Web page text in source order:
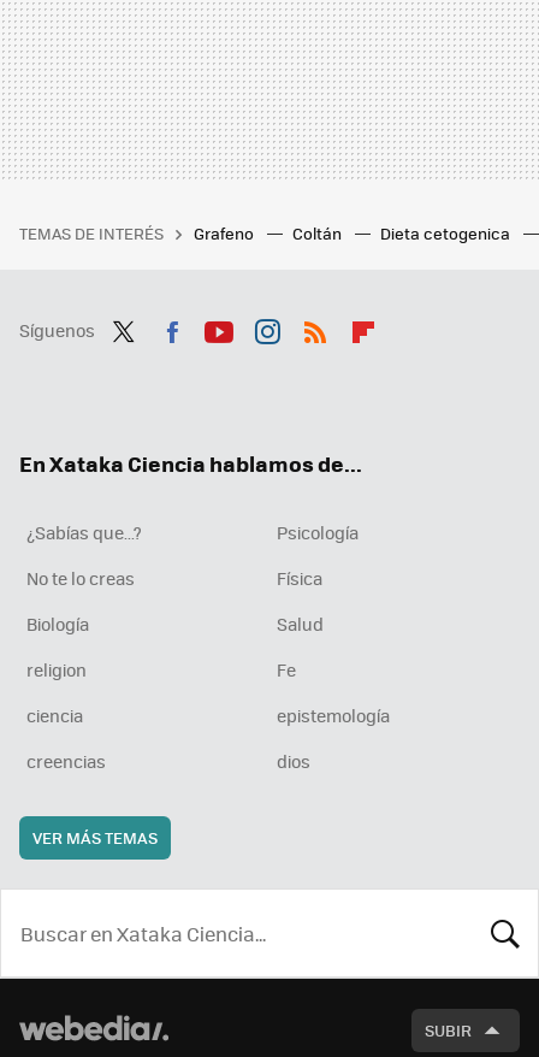
TEMAS DE INTERÉS Grafeno Coltán Dieta cetogenica
Síguenos
En Xataka Ciencia hablamos de...
¿Sabías que...?
Psicología
No te lo creas
Física
Biología
Salud
religion
Fe
ciencia
epistemología
creencias
dios
VER MÁS TEMAS
SUBIR